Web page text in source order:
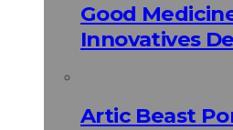
Good
Innovatives
Artic Beast